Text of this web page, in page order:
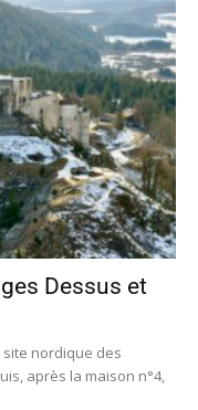
Dessus et
nordique des
après la maison n°4,